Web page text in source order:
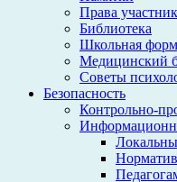
Права
Библиотека
Школьная
Медицинский
Советы
Безопасность
Контрольно-